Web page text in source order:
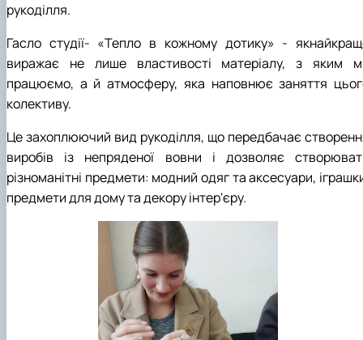
рукоділля.
Гасло студії- «Тепло в кожному дотику» -
виражає не лише властивості матеріалу, з яким
працюємо, а й атмосферу, яка наповнює заняття
колективу.
Це захоплюючий вид рукоділля, що передбачає
виробів із непряденої вовни і дозволяє
різноманітні предмети: модний одяг та аксесуари,
предмети для дому та декору інтер'єру.